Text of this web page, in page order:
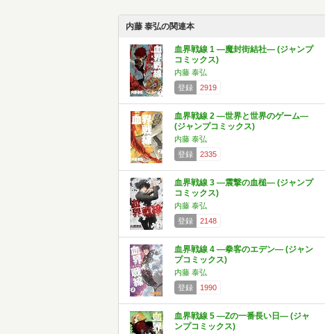
内藤 泰弘の関連本
血界戦線 1 ―魔封街結社― (ジャンプ
コミックス)
内藤 泰弘
登録
2919
血界戦線 2 ―世界と世界のゲーム―
(ジャンプコミックス)
内藤 泰弘
登録
2335
血界戦線 3 ―震撃の血槌― (ジャンプ
コミックス)
内藤 泰弘
登録
2148
血界戦線 4 ―拳客のエデン― (ジャン
プコミックス)
内藤 泰弘
登録
1990
血界戦線 5 ―Zの一番長い日― (ジャ
ンプコミックス)